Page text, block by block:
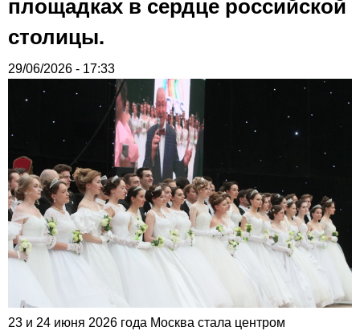
столицы.
29/06/2026 - 17:33
23 и 24 июня 2026 года Москва стала центром